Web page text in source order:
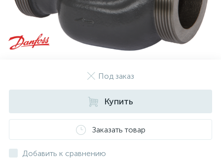
Под заказ
Купить
Заказать товар
Добавить к сравнению